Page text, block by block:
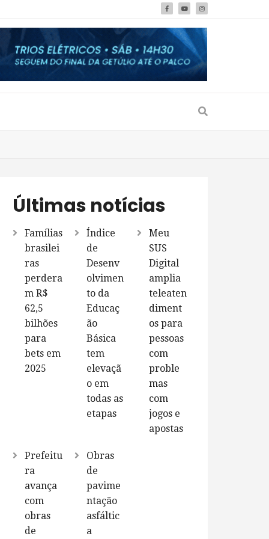
Últimas notícias
Famílias
brasilei
ras
perdera
m R$
62,5
bilhões
para
bets em
2025
Índice
de
Desenv
olvimen
to da
Educaç
ão
Básica
tem
elevaçã
o em
todas as
etapas
Meu
SUS
Digital
amplia
teleaten
diment
os para
pessoas
com
proble
mas
com
jogos e
apostas
Prefeitu
ra
avança
com
obras
de
Obras
de
pavime
ntação
asfáltic
a